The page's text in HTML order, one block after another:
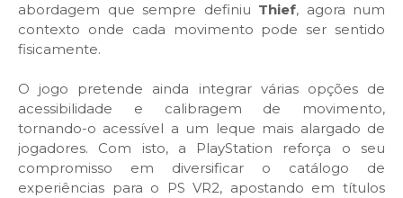
abordagem que sempre definiu Thief, agora num
contexto onde cada movimento pode ser sentido
fisicamente.
O jogo pretende ainda integrar várias opções de
acessibilidade e calibragem de movimento,
tornando-o acessível a um leque mais alargado de
jogadores. Com isto, a PlayStation reforça o seu
compromisso em diversificar o catálogo de
experiências para o PS VR2, apostando em títulos